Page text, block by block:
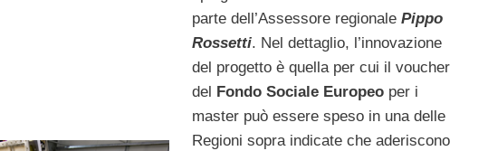
parte dell’Assessore regionale Pippo
Rossetti. Nel dettaglio, l’innovazione
del progetto è quella per cui il voucher
del
Fondo Sociale Europeoper i
master può essere speso in una delle
Regioni sopra indicate che aderiscono